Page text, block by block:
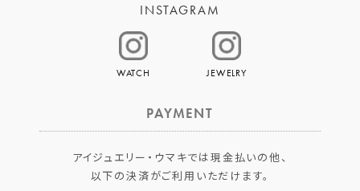
INSTAGRAM
WATCH JEWELRY
PAYMENT
アイジュエリー・ウマキでは現金払いの他、
以下の決済がご利用いただけます。